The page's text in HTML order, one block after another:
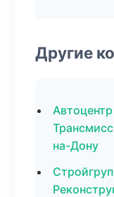
Другие
на-Дону